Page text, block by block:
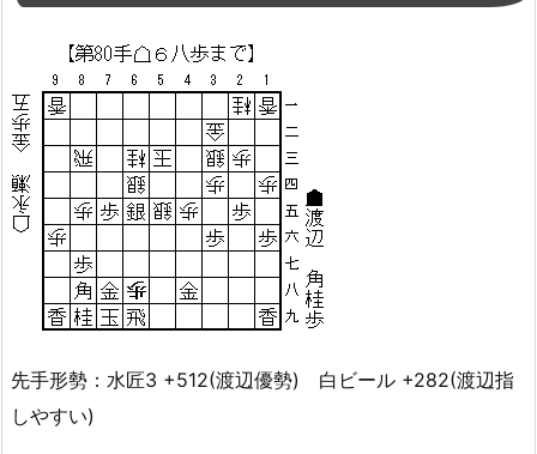
先手形勢：水匠3 +512(渡辺優勢) 白ビール +282(渡辺指
しやすい)